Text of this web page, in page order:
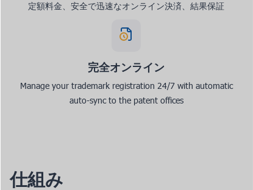
定額料金、安全で迅速なオンライン決済、結果保証
完全オンライン
Manage your trademark registration 24/7 with automatic
auto-sync to the patent offices
仕組み